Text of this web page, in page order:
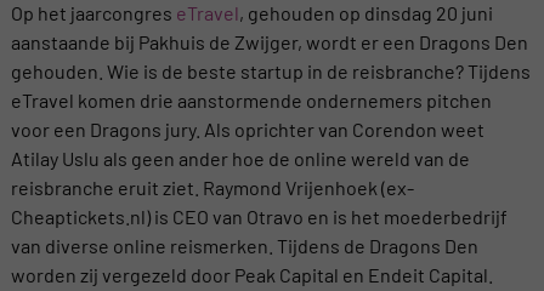
Op het jaarcongres eTravel, gehouden op dinsdag 20 juni
aanstaande bij Pakhuis de Zwijger, wordt er een Dragons Den
gehouden. Wie is de beste startup in de reisbranche? Tijdens
eTravel komen drie aanstormende ondernemers pitchen
voor een Dragons jury. Als oprichter van Corendon weet
Atilay Uslu als geen ander hoe de online wereld van de
reisbranche eruit ziet. Raymond Vrijenhoek (ex-
Cheaptickets.nl) is CEO van Otravo en is het moederbedrijf
van diverse online reismerken. Tijdens de Dragons Den
worden zij vergezeld door Peak Capital en Endeit Capital.